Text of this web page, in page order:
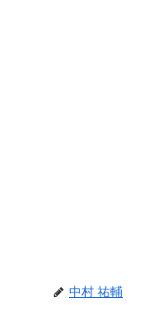
中村 祐輔